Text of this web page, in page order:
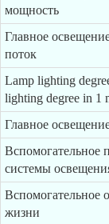
мощность
Главное
поток
Lamp lighting
lighting degree in 1
Главное
Вспомогательное
системы
Вспомогательное
жизни